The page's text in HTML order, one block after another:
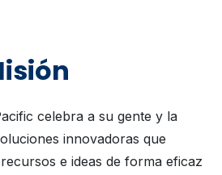
celebra a su gente y la
innovadoras que
e ideas de forma eficaz